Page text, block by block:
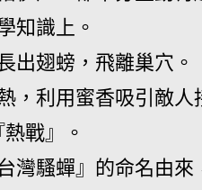
知識上。
出翅螃，飛離巢穴。
，利用蜜香吸引敵人
戰』。
灣騷蟬』的命名由來